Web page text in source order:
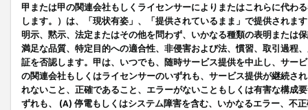
甲または甲の関連会社もしくライセンサーによりまたはこれらに代わ
します。）は、「現状有姿」、「提供されているまま」で提供されま
明示、黙示、法定またはその他を問わず、いかなる種類の表明または
満足な品質、特定目的への適合性、非侵害および法、慣習、取引過程
証を否認します。甲は、いつでも、随時サービス提供を中止し、サー
の関連会社もしくはライセンサーのいずれも、サービス提供が継続さ
れないこと、正確であること、エラーがないこともしくは有害な構成
ずれも、 (A) 停電もしくはシステム障害を含む、いかなるエラー、不